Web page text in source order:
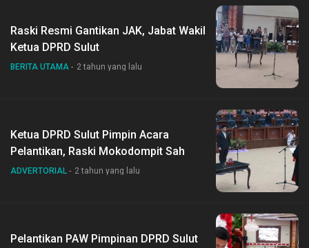
Raski Resmi Gantikan JAK, Jabat Wakil
Ketua DPRD Sulut
BERITA UTAMA 2 tahun yang lalu
Ketua DPRD Sulut Pimpin Acara
Pelantikan, Raski Mokodompit Sah
ADVERTORIAL 2 tahun yang lalu
Pelantikan PAW Pimpinan DPRD Sulut